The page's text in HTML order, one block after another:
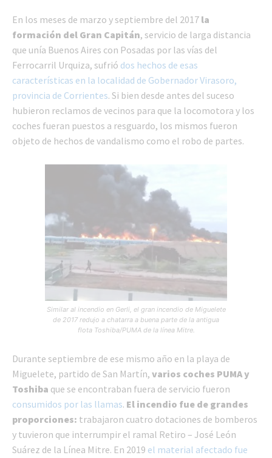
En los meses de marzo y septiembre del 2017 la
formación del Gran Capitán, servicio de larga distancia
que unía Buenos Aires con Posadas por las vías del
Ferrocarril Urquiza, sufrió dos hechos de esas
características en la localidad de Gobernador Virasoro,
provincia de Corrientes. Si bien desde antes del suceso
hubieron reclamos de vecinos para que la locomotora y los
coches fueran puestos a resguardo, los mismos fueron
objeto de hechos de vandalismo como el robo de partes.
Similar al incendio en Gerli, el gran incendio de Miguelete
de 2017 redujo a chatarra a buena parte de la antigua
flota Toshiba/PUMA de la línea Mitre.
Durante septiembre de ese mismo año en la playa de
Miguelete, partido de San Martín, varios coches PUMA y
Toshiba que se encontraban fuera de servicio fueron
consumidos por las llamas. El incendio fue de grandes
proporciones: trabajaron cuatro dotaciones de bomberos
y tuvieron que interrumpir el ramal Retiro – José León
Suárez de la Línea Mitre. En 2019 el material afectado fue